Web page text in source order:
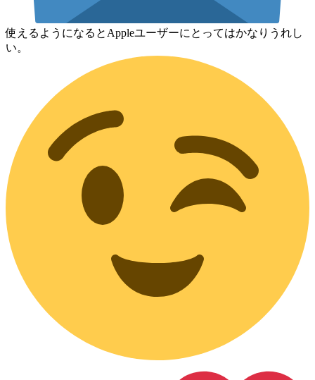
使えるようになるとAppleユーザーにとってはかなりうれし
い。